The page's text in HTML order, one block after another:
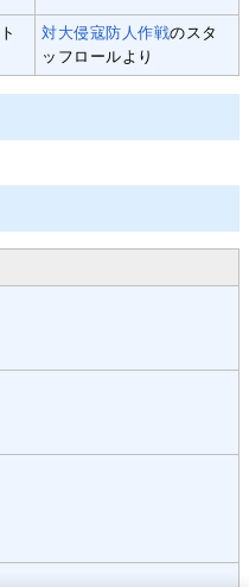
対大侵寇防人作戦のスタ
ッフロールより